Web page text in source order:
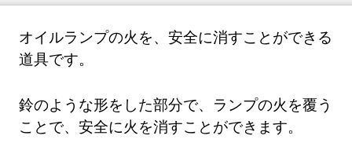
オイルランプの火を、安全に消すことができる
道具です。
鈴のような形をした部分で、ランプの火を覆う
ことで、安全に火を消すことができます。